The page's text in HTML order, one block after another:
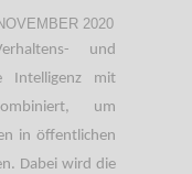
2020
und
Intelligenz mit
um
in öffentlichen
Dabei wird die